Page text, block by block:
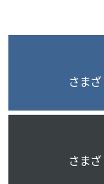
さま
さま